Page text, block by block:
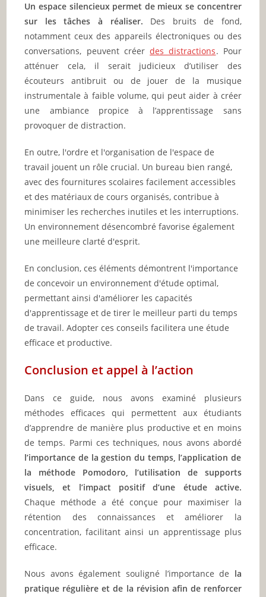
Un espace silencieux permet de mieux se concentrer
sur les tâches à réaliser. Des bruits de fond,
notamment ceux des appareils électroniques ou des
conversations, peuvent créerdes distractions. Pour
atténuer cela, il serait judicieux d’utiliser des
écouteurs antibruit ou de jouer de la musique
instrumentale à faible volume, qui peut aider à créer
une ambiance propice à l’apprentissage sans
provoquer de distraction.
En outre, l'ordre et l'organisation de l'espace de
travail jouent un rôle crucial. Un bureau bien rangé,
avec des fournitures scolaires facilement accessibles
et des matériaux de cours organisés, contribue à
minimiser les recherches inutiles et les interruptions.
Un environnement désencombré favorise également
une meilleure clarté d'esprit.
En conclusion, ces éléments démontrent l'importance
de concevoir un environnement d'étude optimal,
permettant ainsi d'améliorer les capacités
d'apprentissage et de tirer le meilleur parti du temps
de travail. Adopter ces conseils facilitera une étude
efficace et productive.
Conclusion et appel à l’action
Dans ce guide, nous avons examiné plusieurs
méthodes efficaces qui permettent aux étudiants
d’apprendre de manière plus productive et en moins
de temps. Parmi ces techniques, nous avons abordé
l’importance de la gestion du temps, l’application de
la méthode Pomodoro, l’utilisation de supports
visuels, et l’impact positif d’une étude active.
Chaque méthode a été conçue pour maximiser la
rétention des connaissances et améliorer la
concentration, facilitant ainsi un apprentissage plus
efficace.
Nous avons également souligné l’importance de la
pratique régulière et de la révision afin de renforcer